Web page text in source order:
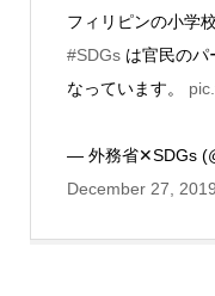
フィリピンの小学
#SDGsは官民のパ
なっています。
— 外務省✕SDGs
December 27, 2019